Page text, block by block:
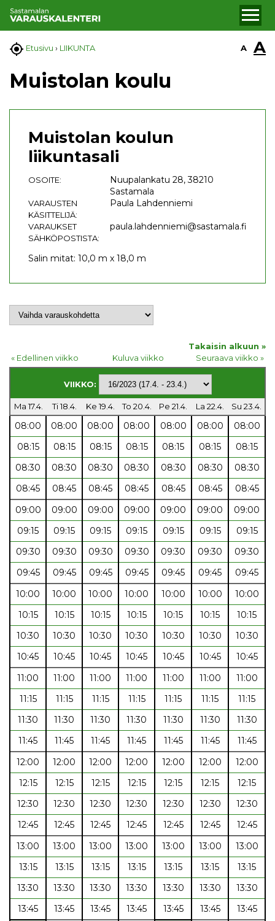
 Etusivu › LIIKUNTA A A
Muistolan koulu
Muistolan koulun
liikuntasali
OSOITE:
Nuupalankatu 28, 38210
Sastamala
VARAUSTEN
KÄSITTELIJÄ:
Paula Lahdenniemi
VARAUKSET
SÄHKÖPOSTISTA:
paula.lahdenniemi@sastamala.fi
Salin mitat: 10,0 m x 18,0 m
Takaisin alkuun »
« Edellinen viikko
Kuluva viikko Seuraava viikko »
VIIKKO:
Ma 17.4. Ti 18.4. Ke 19.4. To 20.4. Pe 21.4. La 22.4. Su 23.4.
08:00 08:00 08:00 08:00 08:00 08:00
08:00
08:15
08:15 08:15 08:15 08:15 08:15
08:15
08:30
08:30 08:30 08:30 08:30 08:30
08:30
08:45
08:45 08:45 08:45 08:45 08:45
08:45
09:00
09:00 09:00 09:00 09:00 09:00
09:00
09:15
09:15 09:15 09:15 09:15 09:15
09:15
09:30
09:30 09:30 09:30 09:30 09:30
09:30
09:45
09:45 09:45 09:45 09:45 09:45
09:45
10:00
10:00 10:00 10:00 10:00 10:00
10:00
10:15
10:15 10:15 10:15 10:15 10:15
10:15
10:30
10:30 10:30 10:30 10:30 10:30
10:30
10:45
10:45 10:45 10:45 10:45 10:45
10:45
11:00
11:00 11:00 11:00 11:00 11:00
11:00
11:15
11:15 11:15 11:15 11:15 11:15
11:15
11:30
11:30 11:30 11:30 11:30 11:30
11:30
11:45
11:45 11:45 11:45 11:45 11:45
11:45
12:00
12:00 12:00 12:00 12:00 12:00
12:00
12:15
12:15 12:15 12:15 12:15 12:15
12:15
12:30
12:30 12:30 12:30 12:30 12:30
12:30
12:45
12:45 12:45 12:45 12:45 12:45
12:45
13:00
13:00 13:00 13:00 13:00 13:00
13:00
13:15
13:15 13:15 13:15 13:15 13:15
13:15
13:30
13:30 13:30 13:30 13:30 13:30
13:30
13:45
13:45 13:45 13:45 13:45 13:45
13:45